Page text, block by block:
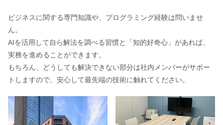
ビジネスに関する専門知識や、プログラミング経験は問いませ
ん。
AIを活用して自ら解法を調べる習慣と「知的好奇心」があれば、
実務を進めることができます。
もちろん、どうしても解決できない部分は社内メンバーがサポー
トしますので、安心して最先端の技術に触れてください。